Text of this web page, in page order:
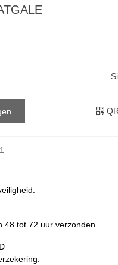
48 tot 72 uur verzonden